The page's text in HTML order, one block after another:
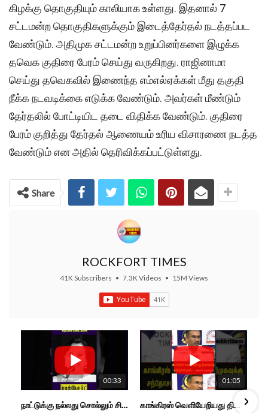
கிழக்கு தொகுதியும் காலியாக உள்ளது. இதனால் 7
சட்டமன்ற தொகுதிகளுக்கும் இடைத்தேர்தல் நடத்தப்பட
வேண்டும். அதிமுக சட்டமன்ற உறுப்பினர்களை இழுக்க
தவெக குதிரை பேரம் செய்து வருகிறது. ராஜினாமா
செய்து தவெகவில் இணைந்த எம்எல்ஏக்கள் மீது தகுதி
நீக்க நடவடிக்கை எடுக்க வேண்டும். அவர்கள் மீண்டும்
தேர்தலில் போட்டியிட தடை விதிக்க வேண்டும். குதிரை
பேரம் குறித்து தேர்தல் ஆணையம் உரிய விசாரணை நடத்த
வேண்டும் என அதில் தெரிவிக்கப்பட்டுள்ளது.
Share
ROCKFORT TIMES
41K Subscribers • 7.3K Videos • 15M Views
00:33
நாட்டுக்கு நல்லது சொல்லும் சிறப்பான மேடைப்பேச்சு... #shorts #subscribe #video
01:05
காங்கிரஸ் வெளியேறியது திமுகவுக்கு சந்தோசம் தான்... - அமைச்சர் அருண்ராஜ்